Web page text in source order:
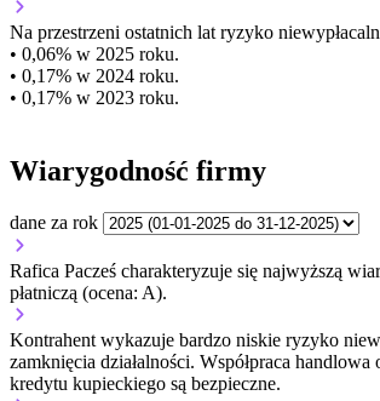
Na przestrzeni ostatnich lat ryzyko
• 0,06% w 2025 roku.
• 0,17% w 2024 roku.
• 0,17% w 2023 roku.
Wiarygodność firmy
dane za rok
Rafica Pacześ charakteryzuje się najwyższą
płatniczą (ocena: A).
Kontrahent wykazuje bardzo niskie ryzyko
zamknięcia działalności. Współpraca handlowa
kredytu kupieckiego są bezpieczne.